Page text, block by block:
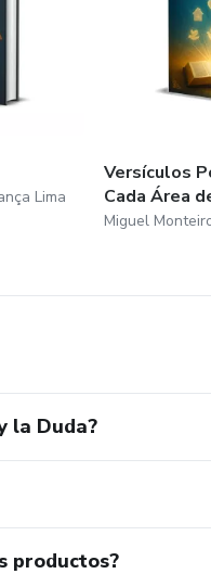
Lima
Versículos
Cada Área
Miguel
la Duda?
productos?